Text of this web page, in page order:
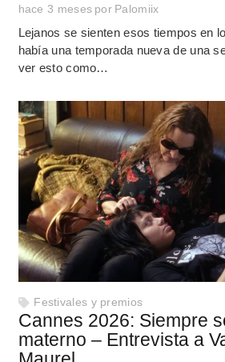
hace 3 meses por Palomiix
Lejanos se sienten esos tiempos en
había una temporada nueva de una
ver esto como…
Festivales y premios
Cannes 2026: Siempre
materno – Entrevista a